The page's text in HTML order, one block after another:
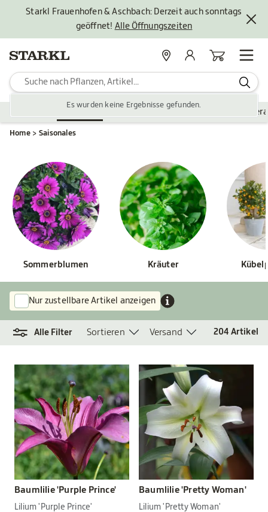
Starkl Frauenhofen & Aschbach: Derzeit auch sonntags
geöffnet! Alle Öffnungszeiten
Es wurden keine Ergebnisse gefunden.
StandorteMein KontoWarenkorb
Zubehör Gartengestaltung
Home Saisonales
Sommerblumen Kräuter
Nur zustellbare Artikel anzeigen
Alle Filter Sortieren Versand 204 Artikel
Baumlilie 'Purple Prince'
Lilium 'Purple Prince'
Baumlilie 'Pretty Woman'
Lilium 'Pretty Woman'